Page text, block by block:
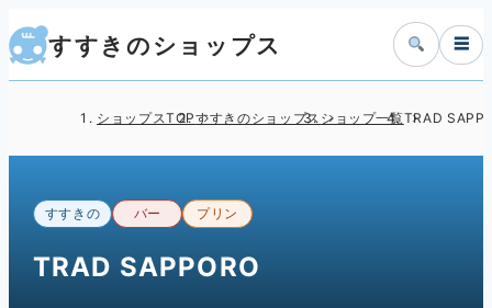
すすきのショップス ☰
ショップスTOPすすきのショップス ショップ一覧TRAD
すすきの バー プリン
TRAD SAPPORO